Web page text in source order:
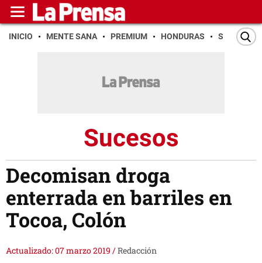
INICIO MENTE SANA PREMIUM HONDURAS SAN PEDRO
Sucesos
Decomisan droga
enterrada en barriles en
Tocoa, Colón
Actualizado: 07 marzo 2019 /Redacción